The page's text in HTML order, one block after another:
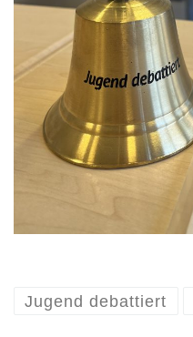
Jugend debattiert